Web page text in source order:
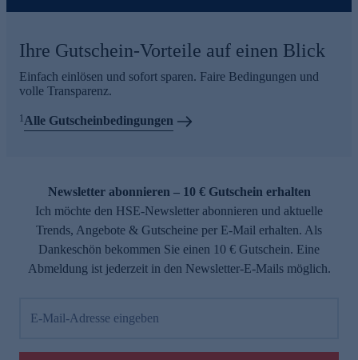
Ihre Gutschein-Vorteile auf einen Blick
Einfach einlösen und sofort sparen. Faire Bedingungen und
volle Transparenz.
1 Alle Gutscheinbedingungen
Newsletter abonnieren – 10 € Gutschein erhalten
Ich möchte den HSE-Newsletter abonnieren und aktuelle
Trends, Angebote & Gutscheine per E-Mail erhalten. Als
Dankeschön bekommen Sie einen 10 € Gutschein. Eine
Abmeldung ist jederzeit in den Newsletter-E-Mails möglich.
E-Mail-Adresse eingeben